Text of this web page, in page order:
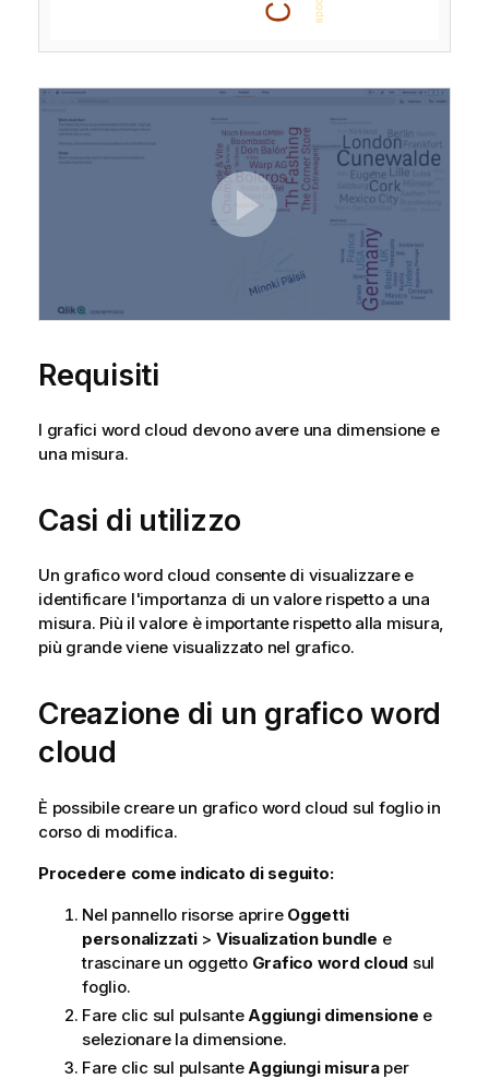
Requisiti
I grafici word cloud devono avere una dimensione e
una misura.
Casi di utilizzo
Un grafico word cloud consente di visualizzare e
identificare l'importanza di un valore rispetto a una
misura. Più il valore è importante rispetto alla misura,
più grande viene visualizzato nel grafico.
Creazione di un grafico word
cloud
È possibile creare un grafico word cloud sul foglio in
corso di modifica.
Procedere come indicato di seguito:
Nel pannello risorse aprire Oggetti
personalizzati> Visualization bundle e
trascinare un oggetto Grafico word cloud sul
foglio.
Fare clic sul pulsanteAggiungi dimensione e
selezionare la dimensione.
Fare clic sul pulsanteAggiungi misuraper